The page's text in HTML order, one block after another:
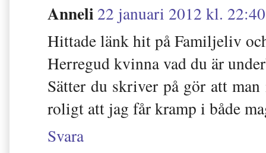
Anneli 22 januari 2012 kl. 22:40
Hittade länk hit på Familjeliv
Herregud kvinna vad du är
Sätter du skriver på gör att
roligt att jag får kramp i både
Svara